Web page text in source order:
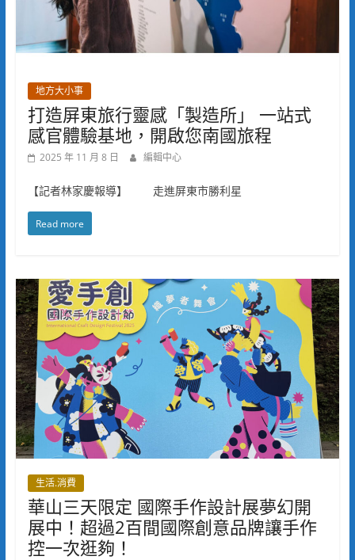
地方大小事
打造屏東旅行靈感「製造所」 一站式
感官體驗基地，開啟您南國旅程
2025 年 11 月 8 日 編輯中心
【記者林家慶報導】 走進屏東市勝利星
Read more
生活.消費
華山三天限定 國際手作設計展夢幻開
展中！超過2百間國際創意品牌讓手作
控一次逛夠！